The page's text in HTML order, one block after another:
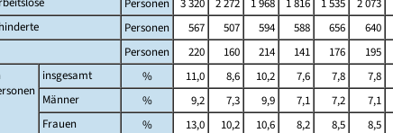
Personen 567 507 594 588 656 640
Personen 220 160 214 141 176 195
insgesamt % 11,0 8,6 10,2 7,6 7,8 7,8
Männer
% 9,2 7,3 9,9 7,1 7,2 7,1
Frauen
% 13,0 10,2 10,6 8,2 8,5 8,5